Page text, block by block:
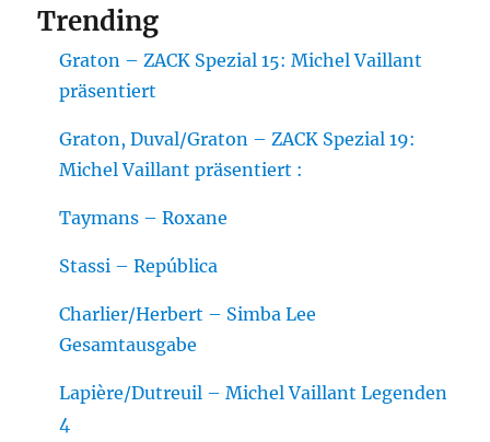
Trending
Graton – ZACK Spezial 15: Michel Vaillant
präsentiert
Graton, Duval/Graton – ZACK Spezial 19:
Michel Vaillant präsentiert :
Taymans – Roxane
Stassi – República
Charlier/Herbert – Simba Lee
Gesamtausgabe
Lapière/Dutreuil – Michel Vaillant Legenden
4